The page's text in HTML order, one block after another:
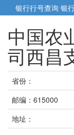
银行行号查询 银
中国农
司西昌
省份：
邮编：615000
地址：